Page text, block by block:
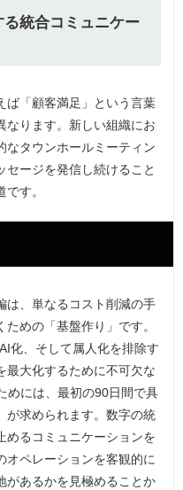
統合コミュニケー
ば「顧客満足」という言葉
なります。新しい組織にお
なタウンホールミーティン
セージを発信し続けること
す。
は、単なるコスト削減の手
めの「基盤作り」です。
化、そして属人化を排除す
最大化するために不可欠な
めには、最初の90日間で具
が求められます。数字の統
めるコミュニケーションを
オペレーションを客観的に
があるかを見極めることか